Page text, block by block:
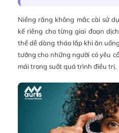
Niềng răng không mắc cài sử
kế riêng cho từng giai đoạn
thể dễ dàng tháo lắp khi ăn
tưởng cho những người có yêu
mái trong suốt quá trình điều trị.